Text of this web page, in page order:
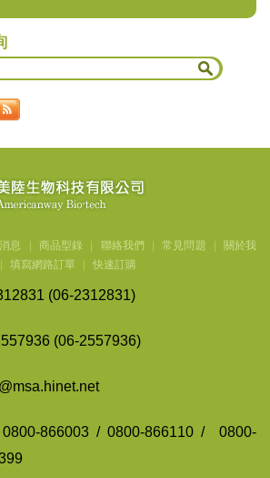
息 商品型錄 聯絡我們 常見問題
關於我
填寫網路訂單 快速訂購
(06-2312831)
(06-2557936)
0800-866003 / 0800-866110 / 0800-